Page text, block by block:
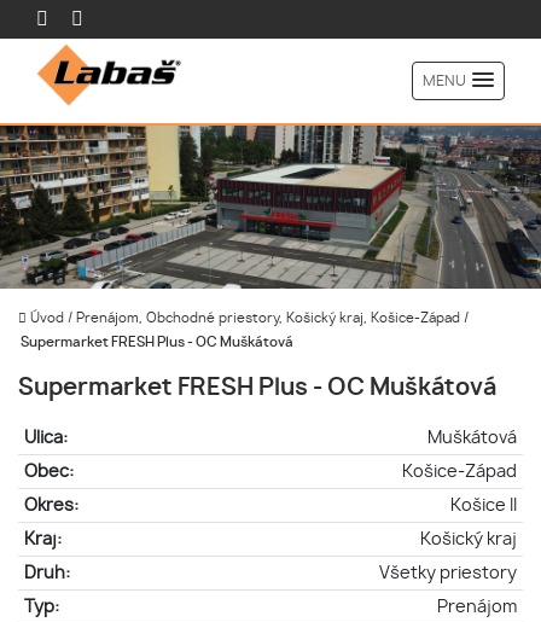
MENU
Úvod / Prenájom, Obchodné priestory, Košický kraj, Košice-Západ /
Supermarket FRESH Plus - OC Muškátová
Supermarket FRESH Plus - OC Muškátová
Ulica:
Muškátová
Obec:
Košice-Západ
Okres:
Košice II
Kraj:
Košický kraj
Druh:
Všetky priestory
Typ:
Prenájom